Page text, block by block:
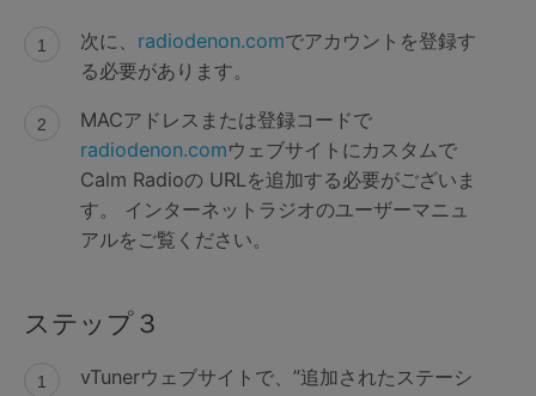
次に、 radiodenon.comでアカウントを登録す
る必要があります。
MACアドレスまたは登録コードで
radiodenon.comウェブサイトにカスタムで
Calm Radioの URLを追加する必要がございま
す。 インターネットラジオのユーザーマニュ
アルをご覧ください。
ステップ３
vTunerウェブサイトで、”追加されたステーシ